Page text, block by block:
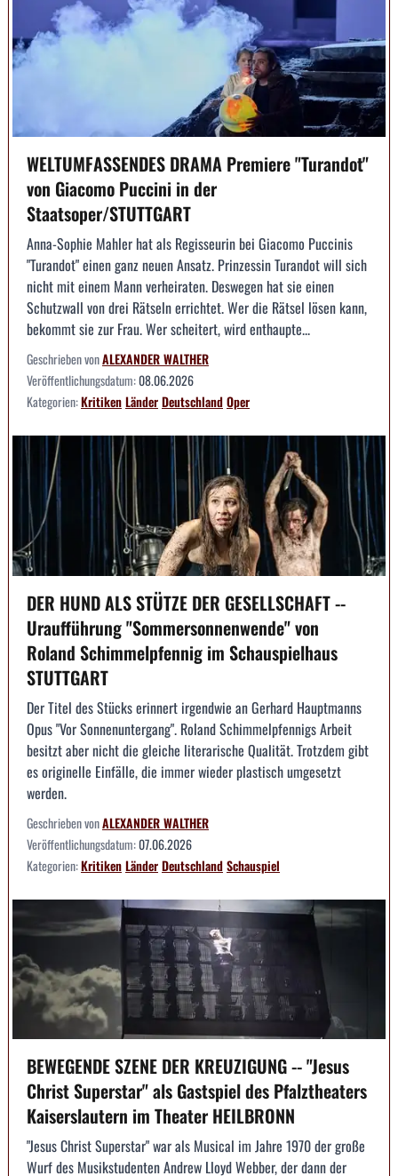
WELTUMFASSENDES DRAMA Premiere "Turandot"
von Giacomo Puccini in der
Staatsoper/STUTTGART
Anna-Sophie Mahler hat als Regisseurin bei Giacomo Puccinis
"Turandot" einen ganz neuen Ansatz. Prinzessin Turandot will sich
nicht mit einem Mann verheiraten. Deswegen hat sie einen
Schutzwall von drei Rätseln errichtet. Wer die Rätsel lösen kann,
bekommt sie zur Frau. Wer scheitert, wird enthaupte...
Geschrieben vonALEXANDER WALTHER
Veröffentlichungsdatum:08.06.2026
Kategorien:KritikenLänderDeutschlandOper
DER HUND ALS STÜTZE DER GESELLSCHAFT --
Uraufführung "Sommersonnenwende" von
Roland Schimmelpfennig im Schauspielhaus
STUTTGART
Der Titel des Stücks erinnert irgendwie an Gerhard Hauptmanns
Opus "Vor Sonnenuntergang". Roland Schimmelpfennigs Arbeit
besitzt aber nicht die gleiche literarische Qualität. Trotzdem gibt
es originelle Einfälle, die immer wieder plastisch umgesetzt
werden.
Geschrieben vonALEXANDER WALTHER
Veröffentlichungsdatum:07.06.2026
Kategorien:KritikenLänderDeutschlandSchauspiel
BEWEGENDE SZENE DER KREUZIGUNG -- "Jesus
Christ Superstar" als Gastspiel des Pfalztheaters
Kaiserslautern im Theater HEILBRONN
"Jesus Christ Superstar" war als Musical im Jahre 1970 der große
Wurf des Musikstudenten Andrew Lloyd Webber, der dann der